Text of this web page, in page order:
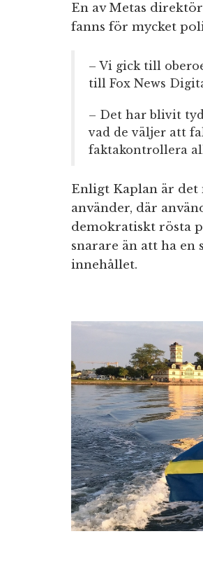
En av Metas
fanns för mycket
– Vi gick till
till Fox News
– Det har blivit
vad de väljer att
faktakontrollera
Enligt Kaplan är det
använder, där
demokratiskt rösta
snarare än att ha
innehållet.